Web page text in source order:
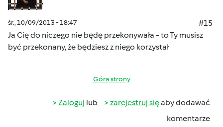
śr., 10/09/2013 - 18:47
#15
Ja Cię do niczego nie będę przekonywała - to Ty musisz
być przekonany, że będziesz z niego korzystał
Góra strony
Zaloguj lub zarejestruj sięaby dodawać
komentarze